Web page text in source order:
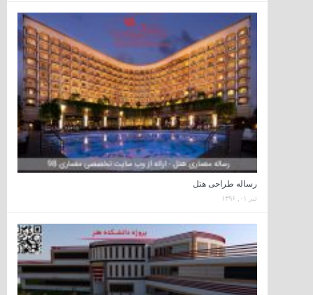
رساله طراحی هتل
تیر ۰۱, ۱۳۹۶